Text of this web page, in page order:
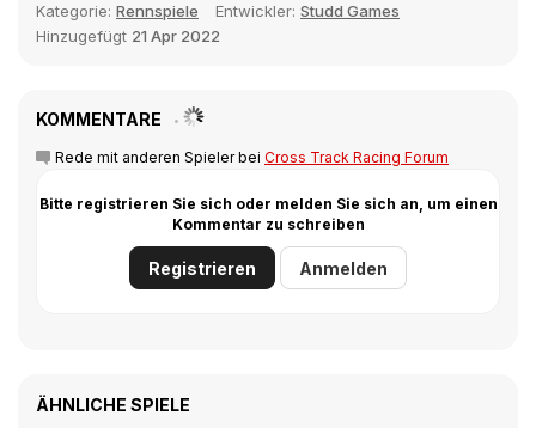
Kategorie: Rennspiele Entwickler: Studd Games
Hinzugefügt 21 Apr 2022
KOMMENTARE
Rede mit anderen Spieler bei Cross Track Racing Forum
Bitte registrieren Sie sich oder melden Sie sich an, um einen
Kommentar zu schreiben
Registrieren Anmelden
ÄHNLICHE SPIELE